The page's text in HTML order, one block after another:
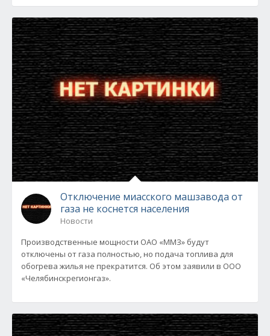
Отключение миасского машзавода от
газа не коснется населения
Новости
Производственные мощности ОАО «ММЗ» будут
отключены от газа полностью, но подача топлива для
обогрева жилья не прекратится. Об этом заявили в ООО
«Челябинскрегионгаз».